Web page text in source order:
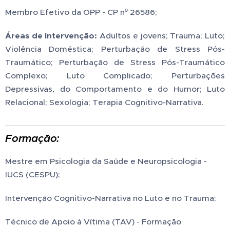
Membro Efetivo da OPP - CP nº 26586;
Áreas de Intervenção: Adultos e jovens; Trauma; Luto;
Violência Doméstica; Perturbação de Stress Pós-
Traumático; Perturbação de Stress Pós-Traumático
Complexo; Luto Complicado; Perturbações
Depressivas, do Comportamento e do Humor; Luto
Relacional; Sexologia; Terapia Cognitivo-Narrativa.
Formação:
Mestre em Psicologia da Saúde e Neuropsicologia -
IUCS (CESPU);
Intervenção Cognitivo-Narrativa no Luto e no Trauma;
Técnico de Apoio à Vítima (TAV) - Formação